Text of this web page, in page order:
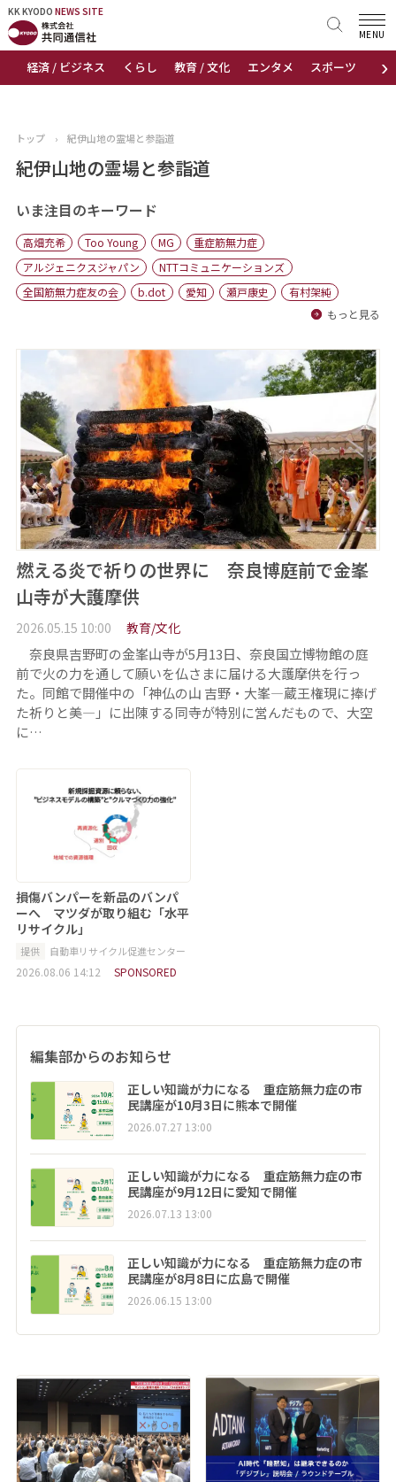
KK KYODO NEWS SITE
›
経済 / ビジネス くらし 教育 / 文化 エンタメ スポーツ 地域
MENU
KK KYODONEWS SITE
トップページ
ニュース
おすすめコンテンツ
出版物
会社概要
トップ › 紀伊山地の霊場と参詣道
紀伊山地の霊場と参詣道
いま注目のキーワード
高畑充希 Too Young MG
重症筋無力症
アルジェニクスジャパン
NTTコミュニケーションズ
全国筋無力症友の会
b.dot 愛知 瀬戸康史
有村架純
もっと見る
燃える炎で祈りの世界に 奈良博庭前で金峯
山寺が大護摩供
2026.05.15 10:00 教育/文化
奈良県吉野町の金峯山寺が5月13日、奈良国立博物館の庭
前で火の力を通して願いを仏さまに届ける大護摩供を行っ
た。同館で開催中の「神仏の山 吉野・大峯―蔵王権現に捧げ
た祈りと美―」に出陳する同寺が特別に営んだもので、大空
に…
損傷バンパーを新品のバンパ
ーへ マツダが取り組む「水平
リサイクル」
提供 自動車リサイクル促進センター
2026.08.06 14:12 SPONSORED
編集部からのお知らせ
正しい知識が力になる 重症筋無力症の市
民講座が10月3日に熊本で開催
2026.07.27 13:00
正しい知識が力になる 重症筋無力症の市
民講座が9月12日に愛知で開催
2026.07.13 13:00
正しい知識が力になる 重症筋無力症の市
民講座が8月8日に広島で開催
2026.06.15 13:00